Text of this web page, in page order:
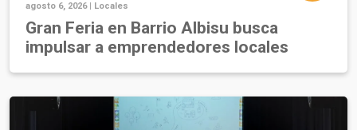
agosto 6, 2026 | Locales
Gran Feria en Barrio Albisu busca
impulsar a emprendedores locales